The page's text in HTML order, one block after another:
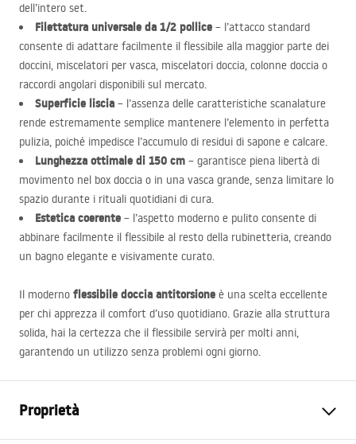
dell’intero set.
Filettatura universale da 1/2 pollice – l’attacco standard
consente di adattare facilmente il flessibile alla maggior parte dei
doccini, miscelatori per vasca, miscelatori doccia, colonne doccia o
raccordi angolari disponibili sul mercato.
Superficie liscia – l’assenza delle caratteristiche scanalature
rende estremamente semplice mantenere l’elemento in perfetta
pulizia, poiché impedisce l’accumulo di residui di sapone e calcare.
Lunghezza ottimale di 150 cm – garantisce piena libertà di
movimento nel box doccia o in una vasca grande, senza limitare lo
spazio durante i rituali quotidiani di cura.
Estetica coerente – l’aspetto moderno e pulito consente di
abbinare facilmente il flessibile al resto della rubinetteria, creando
un bagno elegante e visivamente curato.
Il moderno flessibile doccia antitorsione è una scelta eccellente
per chi apprezza il comfort d’uso quotidiano. Grazie alla struttura
solida, hai la certezza che il flessibile servirà per molti anni,
garantendo un utilizzo senza problemi ogni giorno.
Proprietà